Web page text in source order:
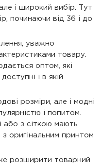
і широкий вибір. Тут
починаючи від 36 і до
уважно
товару.
оптом, які
і в якій
розміри, але і модні
і попитом.
або з сіткою мають
оригінальним принтом
розширити товарний